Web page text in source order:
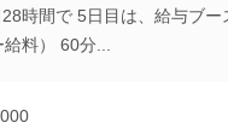
時間で 5日目は、給与ブー
料） 60分...